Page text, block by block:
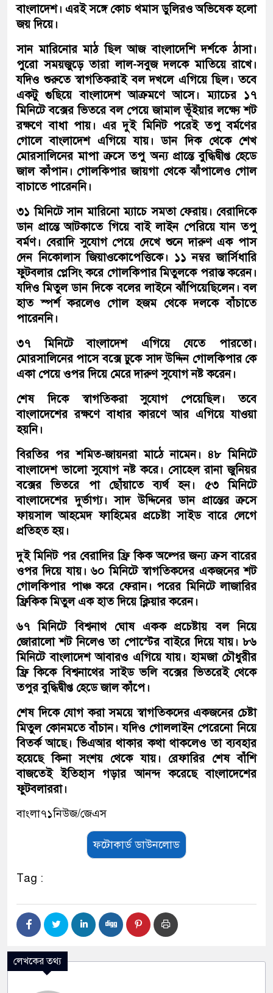
বাংলাদেশ। এরই সঙ্গে কোচ থমাস ডুলিরও অভিষেক হলো
জয় দিয়ে।
সান মারিনোর মাঠ ছিল আজ বাংলাদেশি দর্শকে ঠাসা।
পুরো সময়জুড়ে তারা লাল-সবুজ দলকে মাতিয়ে রাখে।
যদিও শুরুতে স্বাগতিকরাই বল দখলে এগিয়ে ছিল। তবে
একটু গুছিয়ে বাংলাদেশ আক্রমণে আসে। ম্যাচের ১৭
মিনিটে বক্সের ভিতরে বল পেয়ে জামাল ভূঁইয়ার লক্ষ্যে শট
রক্ষণে বাধা পায়। এর দুই মিনিট পরেই তপু বর্মণের
গোলে বাংলাদেশ এগিয়ে যায়। ডান দিক থেকে শেখ
মোরসালিনের মাপা ক্রসে তপু অন্য প্রান্তে বুদ্ধিদ্বীপ্ত হেডে
জাল কাঁপান। গোলকিপার জায়গা থেকে ঝাঁপালেও গোল
বাচাতে পারেননি।
৩১ মিনিটে সান মারিনো ম্যাচে সমতা ফেরায়। বেরাদিকে
ডান প্রান্তে আটকাতে গিয়ে বাই লাইন পেরিয়ে যান তপু
বর্মণ। বেরাদি সুযোগ পেয়ে দেখে শুনে দারুণ এক পাস
দেন নিকোলাস জিয়াওকোপেত্তিকে। ১১ নম্বর জার্সিধারি
ফুটবলার প্লেসিং করে গোলকিপার মিতুলকে পরাস্ত করেন।
যদিও মিতুল ডান দিকে বলের লাইনে ঝাঁপিয়েছিলেন। বল
হাত স্পর্শ করলেও গোল হজম থেকে দলকে বাঁচাতে
পারেননি।
৩৭ মিনিটে বাংলাদেশ এগিয়ে যেতে পারতো।
মোরসালিনের পাসে বক্সে ঢুকে সাদ উদ্দিন গোলকিপার কে
একা পেয়ে ওপর দিয়ে মেরে দারুণ সুযোগ নষ্ট করেন।
শেষ দিকে স্বাগতিকরা সুযোগ পেয়েছিল। তবে
বাংলাদেশের রক্ষণে বাধার কারণে আর এগিয়ে যাওয়া
হয়নি।
বিরতির পর শমিত-জায়নরা মাঠে নামেন। ৪৮ মিনিটে
বাংলাদেশ ভালো সুযোগ নষ্ট করে। সোহেল রানা জুনিয়র
বক্সের ভিতরে পা ছোঁয়াতে ব্যর্থ হন। ৫৩ মিনিটে
বাংলাদেশের দুর্ভাগ্য। সাদ উদ্দিনের ডান প্রান্তের ক্রসে
ফায়সাল আহমেদ ফাহিমের প্রচেষ্টা সাইড বারে লেগে
প্রতিহত হয়।
দুই মিনিট পর বেরাদির ফ্রি কিক অল্পের জন্য ক্রস বারের
ওপর দিয়ে যায়। ৬০ মিনিটে স্বাগতিকদের একজনের শট
গোলকিপার পাঞ্চ করে ফেরান। পরের মিনিটে লাজারির
ফ্রিকিক মিতুল এক হাত দিয়ে ক্লিয়ার করেন।
৬৭ মিনিটে বিশ্বনাথ ঘোষ একক প্রচেষ্টায় বল নিয়ে
জোরালো শট নিলেও তা পোস্টের বাইরে দিয়ে যায়। ৮৬
মিনিটে বাংলাদেশ আবারও এগিয়ে যায়। হামজা চৌধুরীর
ফ্রি কিকে বিশ্বনাথের সাইড ভলি বক্সের ভিতরেই থেকে
তপুর বুদ্ধিদ্বীপ্ত হেডে জাল কাঁপে।
শেষ দিকে যোগ করা সময়ে স্বাগতিকদের একজনের চেষ্টা
মিতুল কোনমতে বাঁচান। যদিও গোললাইন পেরেনো নিয়ে
বিতর্ক আছে। ভিএআর থাকার কথা থাকলেও তা ব্যবহার
হয়েছে কিনা সংশয় থেকে যায়। রেফারির শেষ বাঁশি
বাজতেই ইতিহাস গড়ার আনন্দ করেছে বাংলাদেশের
ফুটবলাররা।
বাংলা৭১নিউজ/জেএস
ফটোকার্ড ডাউনলোড
Tag :
লেখকের তথ্য